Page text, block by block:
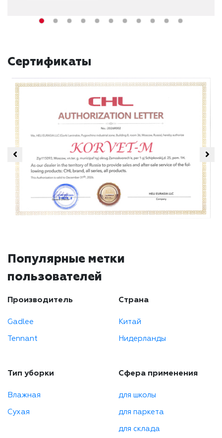
Сертификаты
Популярные метки
пользователей
Производитель
Gadlee
Tennant
Страна
Китай
Нидерланды
Тип уборки
Влажная
Сухая
Сфера применения
для школы
для паркета
для склада